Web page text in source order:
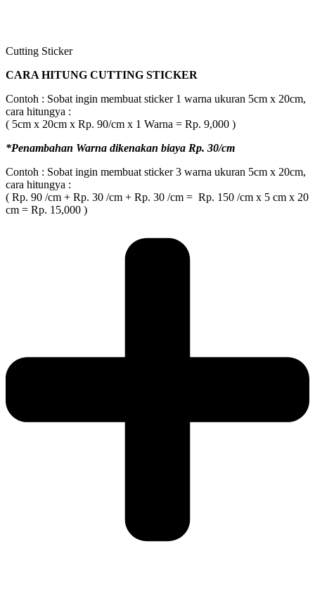
Cutting Sticker
CARA HITUNG CUTTING STICKER
Contoh : Sobat ingin membuat sticker 1 warna ukuran 5cm x 20cm,
cara hitungya :
( 5cm x 20cm x Rp. 90/cm x 1 Warna = Rp. 9,000 )
*Penambahan Warna dikenakan biaya Rp. 30/cm
Contoh : Sobat ingin membuat sticker 3 warna ukuran 5cm x 20cm,
cara hitungya :
( Rp. 90 /cm + Rp. 30 /cm + Rp. 30 /cm = Rp. 150 /cm x 5 cm x 20
cm = Rp. 15,000 )